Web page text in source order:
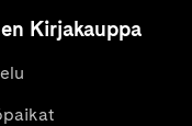
Kirjakauppa